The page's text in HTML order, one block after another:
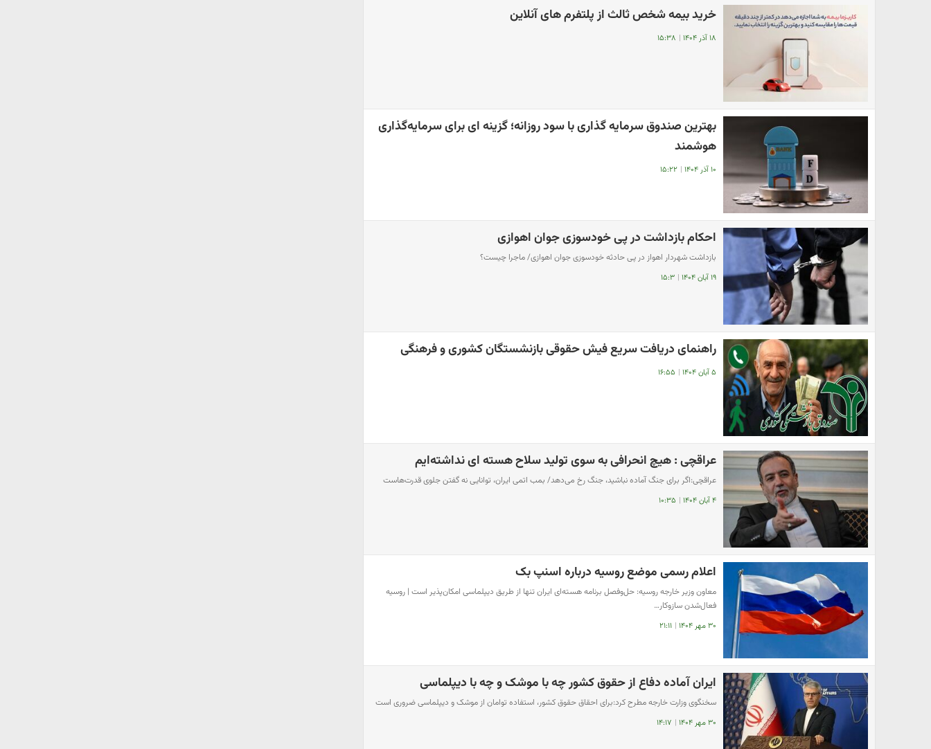
خرید بیمه شخص ثالث از پلتفرم های آنلاین
۱۸ آذر ۱۴۰۴ | ۱۵:۳۸
بهترین صندوق سرمایه‌ گذاری با سود روزانه؛ گزینه ای برای سرمایه‌گذاری
هوشمند
۱۰ آذر ۱۴۰۴ | ۱۵:۲۲
احکام بازداشت در پی خودسوزی جوان اهوازی
بازداشت شهردار اهواز در پی حادثه خودسوزی جوان اهوازی/ ماجرا چیست؟
۱۹ آبان ۱۴۰۴ | ۱۵:۳
راهنمای دریافت سریع فیش حقوقی بازنشستگان کشوری و فرهنگی
۵ آبان ۱۴۰۴ | ۱۶:۵۵
عراقچی : هیچ انحرافی به سوی تولید سلاح هسته ای نداشته‌ایم
عراقچی:اگر برای جنگ آماده نباشید، جنگ رخ می‌دهد/ بمب اتمی ایران، توانایی نه گفتن جلوی قدرت‌هاست
۴ آبان ۱۴۰۴ | ۱۰:۳۵
اعلام رسمی موضع روسیه درباره اسنپ بک
معاون وزیر خارجه روسیه: حل‌وفصل برنامه هسته‌ای ایران تنها از طریق دیپلماسی امکان‌پذیر است | روسیه
فعال‌شدن سازوکار…
۳۰ مهر ۱۴۰۴ | ۲۱:۱۱
ایران آماده دفاع از حقوق کشور چه با موشک و چه با دیپلماسی
سخنگوی وزارت خارجه مطرح کرد:برای احقاق حقوق کشور، استفاده توامان از موشک و دیپلماسی ضروری است
۳۰ مهر ۱۴۰۴ | ۱۴:۱۷